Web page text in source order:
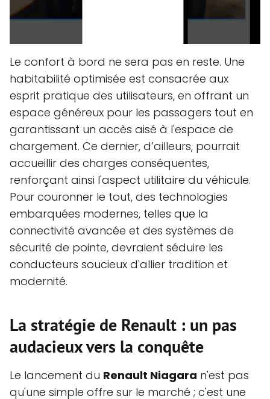
Le confort à bord ne sera pas en reste. Une
habitabilité optimisée est consacrée aux
esprit pratique des utilisateurs, en offrant un
espace généreux pour les passagers tout en
garantissant un accès aisé à l'espace de
chargement. Ce dernier, d’ailleurs, pourrait
accueillir des charges conséquentes,
renforçant ainsi l'aspect utilitaire du véhicule.
Pour couronner le tout, des technologies
embarquées modernes, telles que la
connectivité avancée et des systèmes de
sécurité de pointe, devraient séduire les
conducteurs soucieux d'allier tradition et
modernité.
La stratégie de Renault : un pas
audacieux vers la conquête
Le lancement du Renault Niagara n'est pas
qu'une simple offre sur le marché ; c'est une